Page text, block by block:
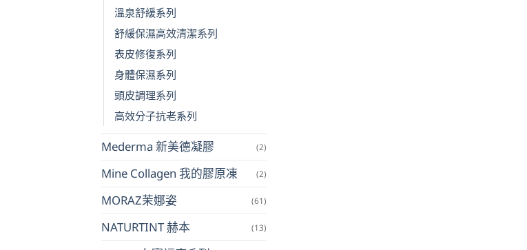
溫泉舒緩系列
舒緩保濕高效清潔系列
表皮修復系列
身體保濕系列
頭皮調理系列
高效分子抗老系列
Mederma 新美德凝膠 (2)
Mine Collagen 我的膠原凍 (2)
MORAZ茉娜姿 (61)
NATURTINT 赫本 (13)